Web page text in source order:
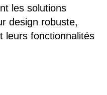
les solutions
design robuste,
leurs fonctionnalités